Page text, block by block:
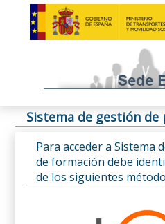
Sistema de gestión
Para acceder a Sistema
de formación debe
de los siguientes